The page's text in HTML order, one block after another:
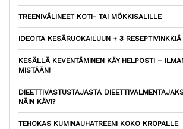
TREENIVÄLINEET KOTI- TAI MÖKKISALILLE
IDEOITA KESÄRUOKAILUUN + 3 RESEPTIVINKKIÄ
KESÄLLÄ KEVENTÄMINEN KÄY HELPOSTI –
MISTÄÄN!
DIEETTIVASTUSTAJASTA
NÄIN KÄVI?
TEHOKAS KUMINAUHATREENI KOKO KROPALLE